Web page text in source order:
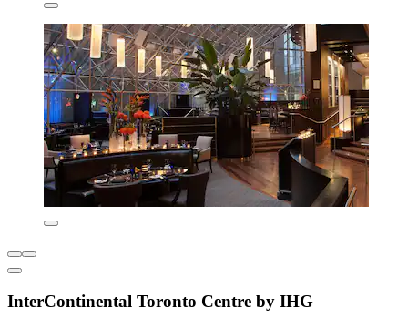
InterContinental Toronto Centre by IHG